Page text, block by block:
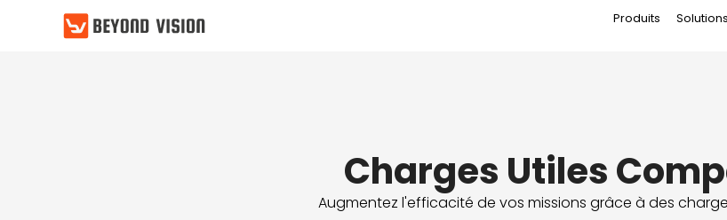
Produits Solutions
Charges Utiles
Augmentez l'efficacité de vos missions grâce à des